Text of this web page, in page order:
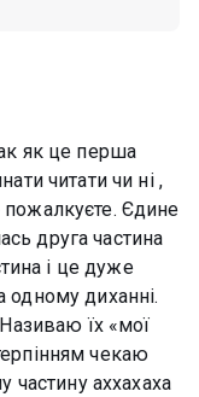
як це перша
читати чи ні ,
пожалкуєте. Єдине
друга частина
і це дуже
одному диханні.
їх «мої
чекаю
частину аххахаха